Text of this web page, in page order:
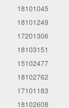
18101045
18101249
17201306
18103151
15102477
18102762
17101183
18102608